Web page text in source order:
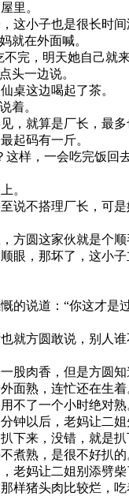
里。
这小子也是很长时
就在外面喊。
完，明天她自己就
头一边说。
桌这边喝起了茶。
着。
，就算是厂长，最多
起码有一斤。
样，一会吃完饭回
。
说不搭理厂长，可是
方圆这家伙就是个顺
眼，那坏了，这小子
的说道：“你这才是
就方圆敢说，别人谁
股肉香，但是方圆知
面熟，连忙还在生着
不了一个小时绝对熟
钟以后，老妈让二姐
下来，没错，就是扒
煮熟，是很不好扒的
老妈让二姐别添劈柴
样猪头肉比较烂，吃